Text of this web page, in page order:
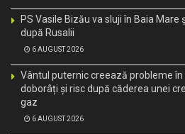
PS Vasile Bizău va sluji în Baia Mare
după Rusalii
6 AUGUST 2026
Vântul puternic creează probleme
doborâți și risc după căderea unei
gaz
6 AUGUST 2026